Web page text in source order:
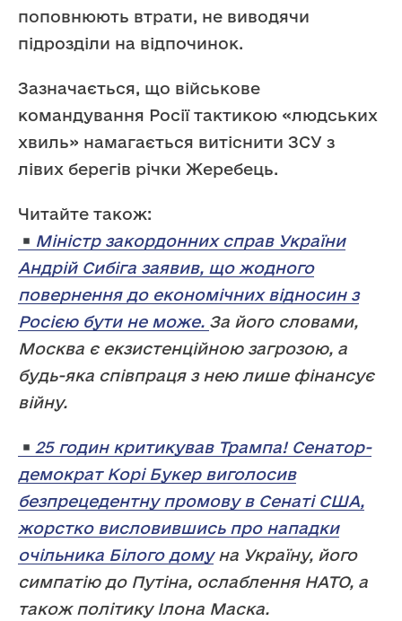
поповнюють втрати, не виводячи
підрозділи на відпочинок.
Зазначається, що військове
командування Росії тактикою «людських
хвиль» намагається витіснити ЗСУ з
лівих берегів річки Жеребець.
Читайте також:
Міністр закордонних справ України
Андрій Сибіга заявив, що жодного
повернення до економічних відносин з
Росією бути не може. За його словами,
Москва є екзистенційною загрозою, а
будь-яка співпраця з нею лише фінансує
війну.
25 годин критикував Трампа! Сенатор-
демократ Корі Букер виголосив
безпрецедентну промову в Сенаті США,
жорстко висловившись про нападки
очільника Білого домуна Україну, його
симпатію до Путіна, ослаблення НАТО, а
також політику Ілона Маска.